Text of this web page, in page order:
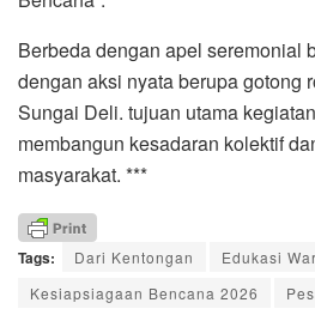
Berbeda dengan apel seremonial
dengan aksi nyata berupa gotong
Sungai Deli. tujuan utama
membangun kesadaran kolektif
masyarakat. ***
Tags: Dari Kentongan
Edukasi
Kesiapsiagaan Bencana 2026